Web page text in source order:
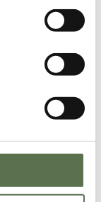
salte og søde
og kan være svær at
lægger den